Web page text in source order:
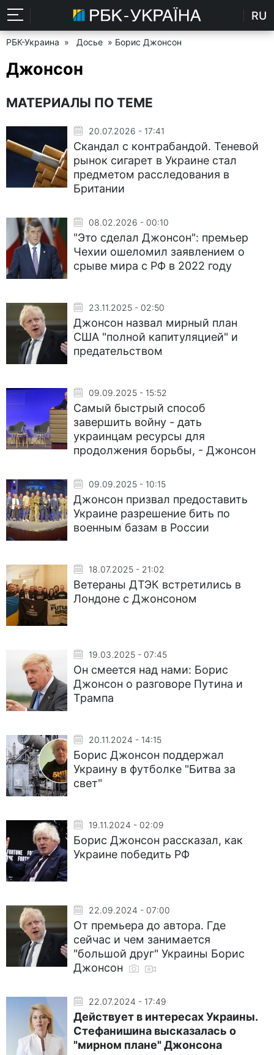
RU
РБК-Украина » Досье » Борис Джонсон
Джонсон
МАТЕРИАЛЫ ПО ТЕМЕ
20.07.2026 - 17:41
Скандал с контрабандой. Теневой
рынок сигарет в Украине стал
предметом расследования в
Британии
08.02.2026 - 00:10
"Это сделал Джонсон": премьер
Чехии ошеломил заявлением о
срыве мира с РФ в 2022 году
23.11.2025 - 02:50
Джонсон назвал мирный план
США "полной капитуляцией" и
предательством
09.09.2025 - 15:52
Самый быстрый способ
завершить войну - дать
украинцам ресурсы для
продолжения борьбы, - Джонсон
09.09.2025 - 10:15
Джонсон призвал предоставить
Украине разрешение бить по
военным базам в России
18.07.2025 - 21:02
Ветераны ДТЭК встретились в
Лондоне с Джонсоном
19.03.2025 - 07:45
Он смеется над нами: Борис
Джонсон о разговоре Путина и
Трампа
20.11.2024 - 14:15
Борис Джонсон поддержал
Украину в футболке "Битва за
свет"
19.11.2024 - 02:09
Борис Джонсон рассказал, как
Украине победить РФ
22.09.2024 - 07:00
От премьера до автора. Где
сейчас и чем занимается
"большой друг" Украины Борис
Джонсон
22.07.2024 - 17:49
Действует в интересах Украины.
Стефанишина высказалась о
"мирном плане" Джонсона